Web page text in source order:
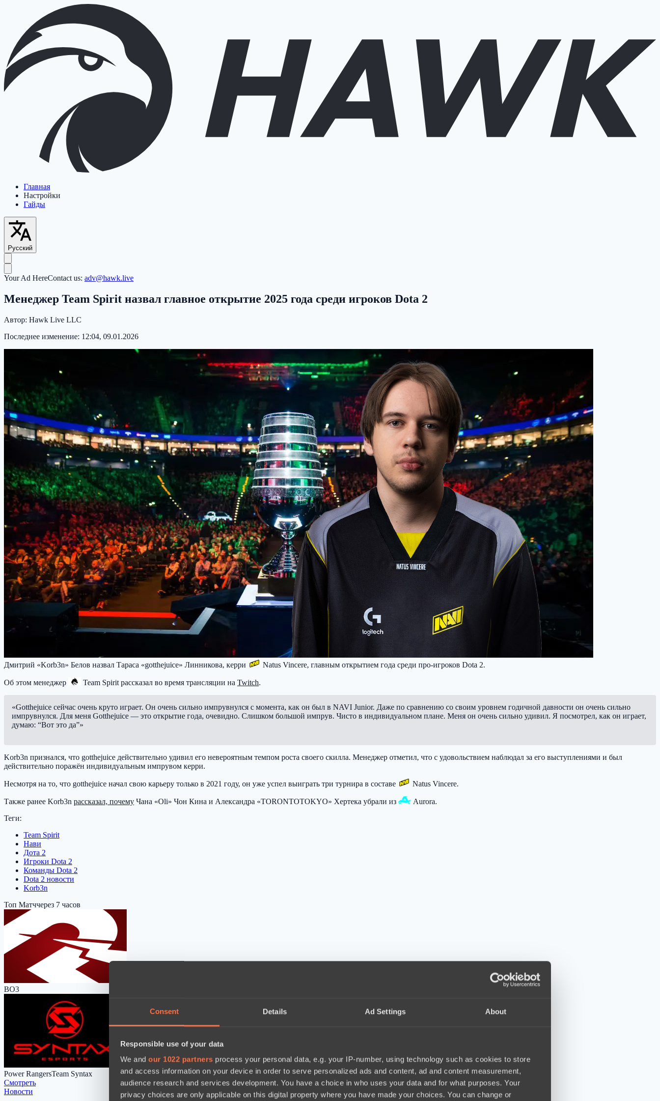
Consent Details Ad Settings About
Responsible use of your data
We and our 1022 partners process your personal data, e.g. your IP-number, using technology such as cookies to store
and access information on your device in order to serve personalized ads and content, ad and content measurement,
audience research and services development. You have a choice in who uses your data and for what purposes. Your
privacy choices are only applicable on this digital property where you have made your choices. You can change or
Главная
Настройки
Гайды
Русский
Your Ad HereContact us: adv@hawk.live
Менеджер Team Spirit назвал главное открытие 2025 года среди игроков Dota 2
Автор: Hawk Live LLC
Последнее изменение: 12:04, 09.01.2026
Дмитрий «Korb3n» Белов назвал Тараса «gotthejuice» Линникова, керри Natus Vincere, главным открытием года среди про-игроков Dota 2.
Об этом менеджер Team Spirit рассказал во время трансляции на Twitch.
«Gotthejuice сейчас очень круто играет. Он очень сильно импрувнулся с момента, как он был в NAVI Junior. Даже по сравнению со своим уровнем годичной давности он очень сильно
импрувнулся. Для меня Gotthejuice — это открытие года, очевидно. Слишком большой импрув. Чисто в индивидуальном плане. Меня он очень сильно удивил. Я посмотрел, как он играет,
думаю: “Вот это да”»
Korb3n признался, что gotthejuice действительно удивил его невероятным темпом роста своего скилла. Менеджер отметил, что с удовольствием наблюдал за его выступлениями и был
действительно поражён индивидуальным импрувом керри.
Несмотря на то, что gotthejuice начал свою карьеру только в 2021 году, он уже успел выиграть три турнира в составе Natus Vincere.
Также ранее Korb3n рассказал, почему Чана «Oli» Чон Кина и Александра «TORONTOTOKYO» Хертека убрали из Aurora.
Теги:
Team Spirit
Нави
Дота 2
Игроки Dota 2
Команды Dota 2
Dota 2 новости
Korb3n
Топ Матччерез 7 часов
BO3
Power RangersTeam Syntax
Cмотреть
Новости